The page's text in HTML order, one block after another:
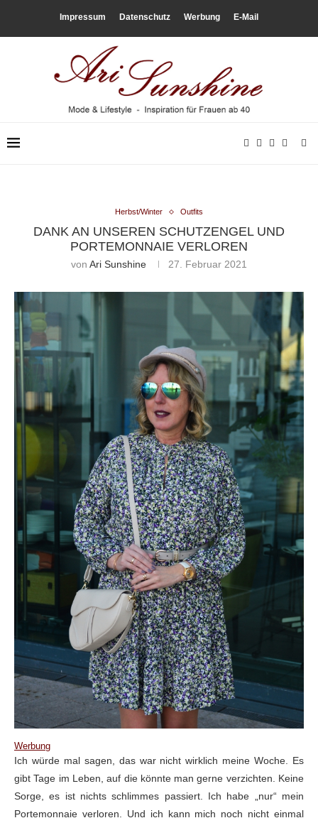
Impressum Datenschutz Werbung E-Mail
Herbst/Winter Outfits
DANK AN UNSEREN SCHUTZENGEL UND
PORTEMONNAIE VERLOREN
von Ari Sunshine 27. Februar 2021
Werbung
Ich würde mal sagen, das war nicht wirklich meine Woche. Es
gibt Tage im Leben, auf die könnte man gerne verzichten. Keine
Sorge, es ist nichts schlimmes passiert. Ich habe „nur“ mein
Portemonnaie verloren. Und ich kann mich noch nicht einmal